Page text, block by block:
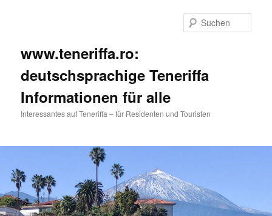
www.teneriffa.ro:
deutschsprachige Teneriffa
Informationen für alle
Interessantes auf Teneriffa – für Residenten und Touristen